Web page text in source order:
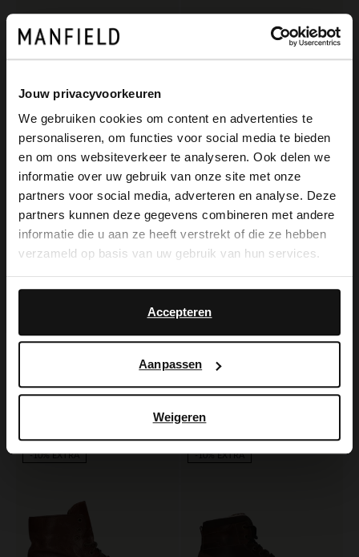
Jouw privacyvoorkeuren
We gebruiken cookies om content en advertenties te
personaliseren, om functies voor social media te bieden
en om ons websiteverkeer te analyseren. Ook delen we
informatie over uw gebruik van onze site met onze
partners voor social media, adverteren en analyse. Deze
partners kunnen deze gegevens combineren met andere
informatie die u aan ze heeft verstrekt of die ze hebben
verzameld op basis van uw gebruik van hun services.
Accepteren
Aanpassen
Weigeren
Manfield
Cognacfarbene Lederschnürboots Cognacfarbene Lederboots mit Kunstfell
Cognacfarbene Schnürboots aus Veloursleder
150.00
60.00
-60%
-10% EXTRA
Cognacfarbene Lederschnürboots
199.99
139.99
-10% EXTRA
-40%
-10% EXTRA
-60%
-10% EXTRA
×
View this website in English?
It looks like your language isn't Dutch. Would
you like to switch to English?
English